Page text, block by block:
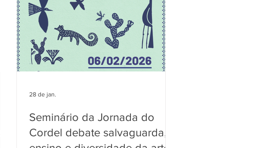
quanto o portal de internet dedica
Seminário da Jornada do
Cordel debate salvaguarda,
28 de jan.